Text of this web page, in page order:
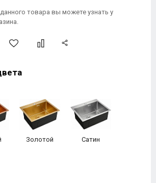
товара вы можете узнать у
Золотой Сатин